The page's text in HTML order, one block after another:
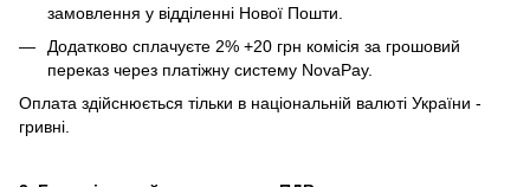
замовлення у відділенні Нової Пошти.
Додатково сплачуєте 2% +20 грн комісія за грошовий
переказ через платіжну систему NovaPay.
Оплата здійснюється тільки в національній валюті України -
гривні.